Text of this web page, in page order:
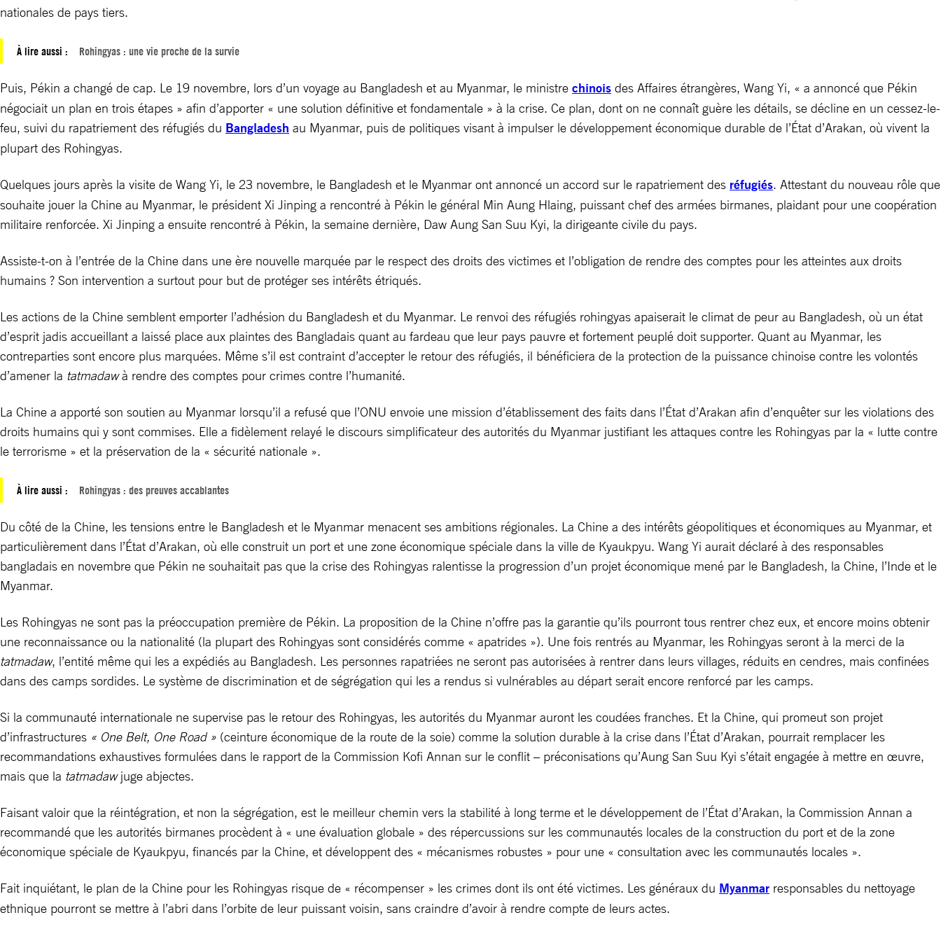
nationales de pays tiers.
À lire aussi : Rohingyas : une vie proche de la survie
Puis, Pékin a changé de cap. Le 19 novembre, lors d’un voyage au Bangladesh et au Myanmar, le ministre chinois des Affaires étrangères, Wang Yi, « a annoncé que Pékin
négociait un plan en trois étapes » afin d’apporter « une solution définitive et fondamentale » à la crise. Ce plan, dont on ne connaît guère les détails, se décline en un cessez-le-
feu, suivi du rapatriement des réfugiés du Bangladesh au Myanmar, puis de politiques visant à impulser le développement économique durable de l’État d’Arakan, où vivent la
plupart des Rohingyas.
Quelques jours après la visite de Wang Yi, le 23 novembre, le Bangladesh et le Myanmar ont annoncé un accord sur le rapatriement des réfugiés. Attestant du nouveau rôle que
souhaite jouer la Chine au Myanmar, le président Xi Jinping a rencontré à Pékin le général Min Aung Hlaing, puissant chef des armées birmanes, plaidant pour une coopération
militaire renforcée. Xi Jinping a ensuite rencontré à Pékin, la semaine dernière, Daw Aung San Suu Kyi, la dirigeante civile du pays.
Assiste-t-on à l’entrée de la Chine dans une ère nouvelle marquée par le respect des droits des victimes et l’obligation de rendre des comptes pour les atteintes aux droits
humains ? Son intervention a surtout pour but de protéger ses intérêts étriqués.
Les actions de la Chine semblent emporter l’adhésion du Bangladesh et du Myanmar. Le renvoi des réfugiés rohingyas apaiserait le climat de peur au Bangladesh, où un état
d’esprit jadis accueillant a laissé place aux plaintes des Bangladais quant au fardeau que leur pays pauvre et fortement peuplé doit supporter. Quant au Myanmar, les
contreparties sont encore plus marquées. Même s’il est contraint d’accepter le retour des réfugiés, il bénéficiera de la protection de la puissance chinoise contre les volontés
d’amener la tatmadawà rendre des comptes pour crimes contre l’humanité.
La Chine a apporté son soutien au Myanmar lorsqu’il a refusé que l’ONU envoie une mission d’établissement des faits dans l’État d’Arakan afin d’enquêter sur les violations des
droits humains qui y sont commises. Elle a fidèlement relayé le discours simplificateur des autorités du Myanmar justifiant les attaques contre les Rohingyas par la « lutte contre
le terrorisme » et la préservation de la « sécurité nationale ».
À lire aussi : Rohingyas : des preuves accablantes
Du côté de la Chine, les tensions entre le Bangladesh et le Myanmar menacent ses ambitions régionales. La Chine a des intérêts géopolitiques et économiques au Myanmar, et
particulièrement dans l’État d’Arakan, où elle construit un port et une zone économique spéciale dans la ville de Kyaukpyu. Wang Yi aurait déclaré à des responsables
bangladais en novembre que Pékin ne souhaitait pas que la crise des Rohingyas ralentisse la progression d’un projet économique mené par le Bangladesh, la Chine, l’Inde et le
Myanmar.
Les Rohingyas ne sont pas la préoccupation première de Pékin. La proposition de la Chine n’offre pas la garantie qu’ils pourront tous rentrer chez eux, et encore moins obtenir
une reconnaissance ou la nationalité (la plupart des Rohingyas sont considérés comme « apatrides »). Une fois rentrés au Myanmar, les Rohingyas seront à la merci de la
tatmadaw, l’entité même qui les a expédiés au Bangladesh. Les personnes rapatriées ne seront pas autorisées à rentrer dans leurs villages, réduits en cendres, mais confinées
dans des camps sordides. Le système de discrimination et de ségrégation qui les a rendus si vulnérables au départ serait encore renforcé par les camps.
Si la communauté internationale ne supervise pas le retour des Rohingyas, les autorités du Myanmar auront les coudées franches. Et la Chine, qui promeut son projet
d’infrastructures « One Belt, One Road » (ceinture économique de la route de la soie) comme la solution durable à la crise dans l’État d’Arakan, pourrait remplacer les
recommandations exhaustives formulées dans le rapport de la Commission Kofi Annan sur le conflit – préconisations qu’Aung San Suu Kyi s’était engagée à mettre en œuvre,
mais que la tatmadawjuge abjectes.
Faisant valoir que la réintégration, et non la ségrégation, est le meilleur chemin vers la stabilité à long terme et le développement de l’État d’Arakan, la Commission Annan a
recommandé que les autorités birmanes procèdent à « une évaluation globale » des répercussions sur les communautés locales de la construction du port et de la zone
économique spéciale de Kyaukpyu, financés par la Chine, et développent des « mécanismes robustes » pour une « consultation avec les communautés locales ».
Fait inquiétant, le plan de la Chine pour les Rohingyas risque de « récompenser » les crimes dont ils ont été victimes. Les généraux du Myanmar responsables du nettoyage
ethnique pourront se mettre à l’abri dans l’orbite de leur puissant voisin, sans craindre d’avoir à rendre compte de leurs actes.